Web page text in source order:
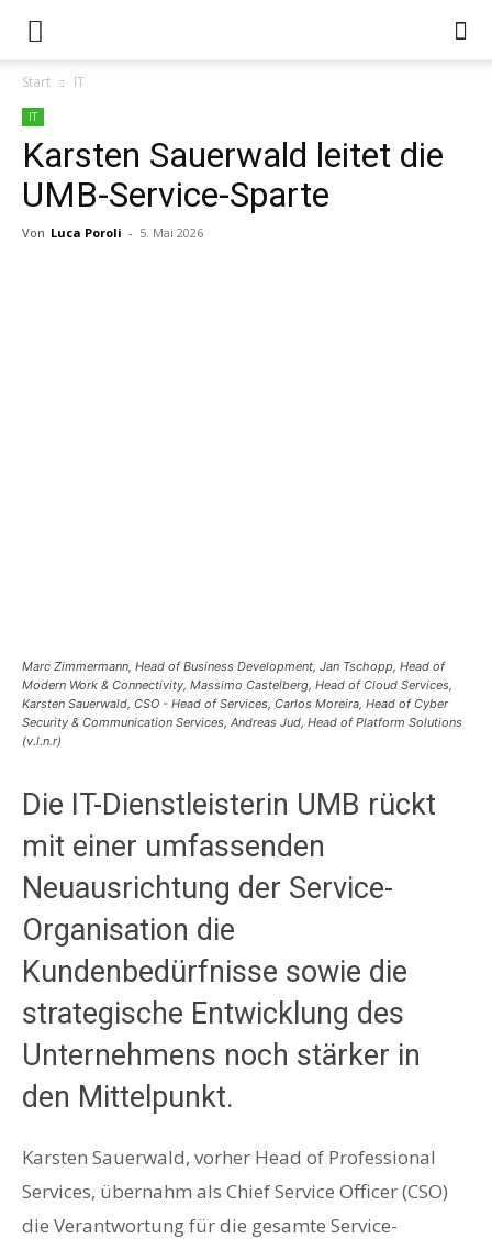
Start IT
IT
Karsten Sauerwald leitet die
UMB-Service-Sparte
Von Luca Poroli - 5. Mai 2026
Marc Zimmermann, Head of Business Development, Jan Tschopp, Head of
Modern Work & Connectivity, Massimo Castelberg, Head of Cloud Services,
Karsten Sauerwald, CSO - Head of Services, Carlos Moreira, Head of Cyber
Security & Communication Services, Andreas Jud, Head of Platform Solutions
(v.l.n.r)
Die IT-Dienstleisterin UMB rückt
mit einer umfassenden
Neuausrichtung der Service-
Organisation die
Kundenbedürfnisse sowie die
strategische Entwicklung des
Unternehmens noch stärker in
den Mittelpunkt.
Karsten Sauerwald, vorher Head of Professional
Services, übernahm als Chief Service Officer (CSO)
die Verantwortung für die gesamte Service-